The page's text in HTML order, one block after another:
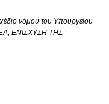
νόμου του Υπουργείου
ΕΝΙΣΧΥΣΗ ΤΗΣ